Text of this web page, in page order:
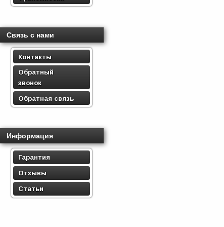
Связь с нами
Контакты
Обратный
звонок
Обратная связь
Информация
Гарантия
Отзывы
Статьи